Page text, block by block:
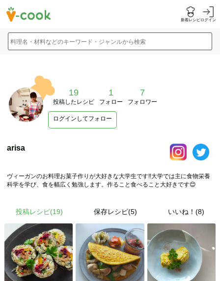
新着レシピログイン
料理名・材料などのキーワード・ジャンルから検索
19
投稿したレシピ
1
フォロー
7
フォロワー
ログインしてフォロー
arisa
ヴィーガンのお料理お菓子作りが大好きな大学生です‼︎大学では主に食物栄養
科学を学び、食を幅広く勉強します。作ること食べること大好きです😊
投稿レシピ(19) 保存レシピ(5) いいね！(8)